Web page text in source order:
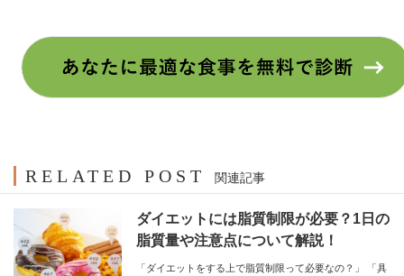
RELATED POST 関連記事
ダイエットには脂質制限が必要？1日の
脂質量や注意点について解説！
「ダイエットをする上で脂質制限って必要なの？」 「具